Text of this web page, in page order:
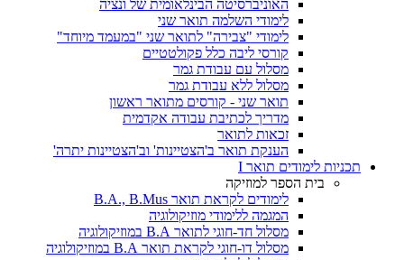
האוניברסיטה הבינלאומית של ונציה
לימודי השלמה תואר שני
לימודי "צבירה" לתואר שני "במעמד מיוחד"
קורסי ליבה כלל פקולטטיים
מסלול עם עבודת גמר
מסלול ללא עבודת גמר
תואר שני - קורסים מתואר ראשון
מדריך לכתיבת עבודה אקדמית
זכאות לתואר
הענקת תואר ב'הצטיינות' וב'הצטיינות יתרה'
תכניות לימודים תואר I
בית הספר למוזיקה
לימודים לקראת תואר B.A., B.Mus
המגמה ללימודי מוזיקולוגיה
מסלול חד-חוגי לתואר B.A במוזיקולוגיה
מסלול דו-חוגי לקראת תואר B.A במוזיקולוגיה